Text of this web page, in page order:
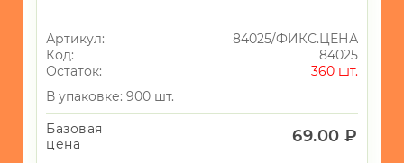
Артикул:
84025/ФИКС.ЦЕНА
Код:
84025
Остаток:
360 шт.
В упаковке: 900 шт.
Базовая
цена
69.00 ₽